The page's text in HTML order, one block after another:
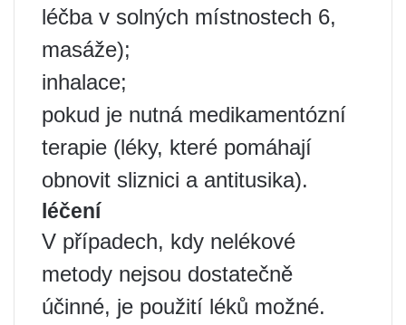
léčba v solných místnostech 6,
masáže);
inhalace;
pokud je nutná medikamentózní
terapie (léky, které pomáhají
obnovit sliznici a antitusika).
léčení
V případech, kdy nelékové
metody nejsou dostatečně
účinné, je použití léků možné.